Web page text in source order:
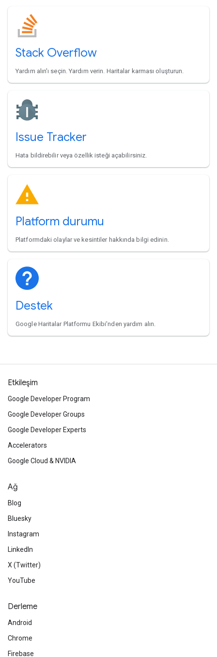
Stack Overflow
Yardım alın'ı seçin. Yardım verin. Haritalar karması oluşturun.
Issue Tracker
Hata bildirebilir veya özellik isteği açabilirsiniz.
Platform durumu
Platformdaki olaylar ve kesintiler hakkında bilgi edinin.
Destek
Google Haritalar Platformu Ekibi'nden yardım alın.
Etkileşim
Google Developer Program
Google Developer Groups
Google Developer Experts
Accelerators
Google Cloud & NVIDIA
Ağ
Blog
Bluesky
Instagram
LinkedIn
X (Twitter)
YouTube
Derleme
Android
Chrome
Firebase